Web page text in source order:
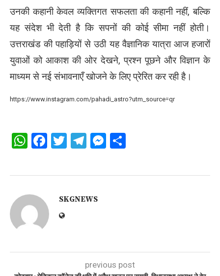
उनकी कहानी केवल व्यक्तिगत सफलता की कहानी नहीं, बल्कि
यह संदेश भी देती है कि सपनों की कोई सीमा नहीं होती।
उत्तराखंड की पहाड़ियों से उठी यह वैज्ञानिक यात्रा आज हजारों
युवाओं को आकाश की ओर देखने, प्रश्न पूछने और विज्ञान के
माध्यम से नई संभावनाएँ खोजने के लिए प्रेरित कर रही है।
https://www.instagram.com/pahadi_astro?utm_source=qr
WhatsApp
Facebook
Twitter
Telegram
Messenger
SKGNEWS
previous post